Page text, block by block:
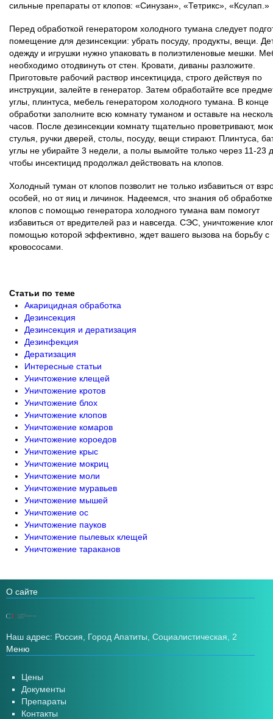
сильные препараты от клопов: «Синузан», «Тетрикс», «Ксулап.»
Перед обработкой генератором холодного тумана следует
помещение для дезинсекции: убрать посуду, продукты, вещи.
одежду и игрушки нужно упаковать в полиэтиленовые мешки.
необходимо отодвинуть от стен. Кровати, диваны разложите.
Приготовьте рабочий раствор инсектицида, строго действуя по
инструкции, залейте в генератор. Затем обработайте все
углы, плинтуса, мебель генератором холодного тумана. В конце
обработки заполните всю комнату туманом и оставьте на
часов. После дезинсекции комнату тщательно проветривают,
стулья, ручки дверей, столы, посуду, вещи стирают. Плинтуса,
углы не убирайте 3 недели, а полы вымойте только через 11-23
чтобы инсектицид продолжал действовать на клопов.
Холодный туман от клопов позволит не только избавиться от
особей, но от яиц и личинок. Надеемся, что знания об обработке
клопов с помощью генератора холодного тумана вам помогут
избавиться от вредителей раз и навсегда. СЭС, уничтожение
помощью которой эффективно, ждет вашего вызова на борьбу с
кровососами.
Статьи по теме
Акарицидная обработка
Дезинсекция
Дезинсекция и дератизация
Дезинфекция
Дератизация
Интересные статьи
Уничтожение клещей
Уничтожение кротов
Уничтожение блох
Уничтожение клопов
Уничтожение комаров
Уничтожение короедов
Уничтожение крыс
Уничтожение мокриц
Уничтожение моли
Уничтожение муравьев
Уничтожение мышей
Уничтожение ос
Уничтожение пауков
Уничтожение пылевых клещей
Уничтожение тараканов
О сайте
Наш адрес: Россия, Город Апатиты, Социалистическая, 2
Меню
Цены
Документы
Препараты
Контакты